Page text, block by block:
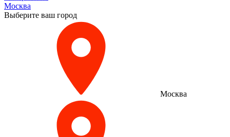
Москва
Выберите ваш город
Москва